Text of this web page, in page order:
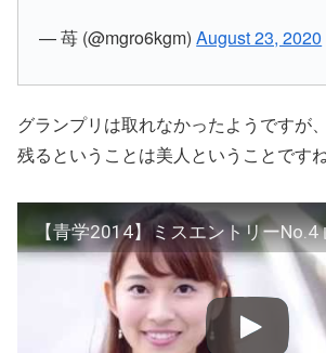
— 苺 (@mgro6kgm)August 23, 2020
グランプリは取れなかったようですが
残るということは美人ということですね
【青学2014】ミスエントリーNo.4